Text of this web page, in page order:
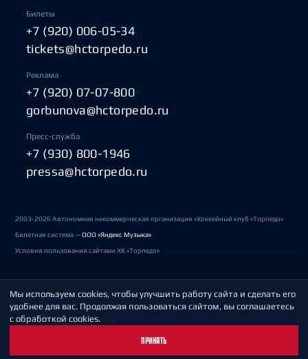
Билеты
+7 (920) 006-05-34
tickets@hctorpedo.ru
Реклама
+7 (920) 07-07-800
gorbunova@hctorpedo.ru
Пресс-служба
+7 (930) 800-1946
pressa@hctorpedo.ru
2003-2026 Автономная некоммерческая организация «Хоккейный клуб «Торпедо»
Билетная система —ООО «Яндекс Музыка»
Условия пользования сайтами ХК «Торпедо»
Политика обработки персональных данных
Пользовательское соглашение
Мы используем cookies, чтобы улучшить работу сайта и сделать его
удобнее для вас. Продолжая пользоваться сайтом, вы соглашаетесь
с обработкой cookies.
ПРИНЯТЬ